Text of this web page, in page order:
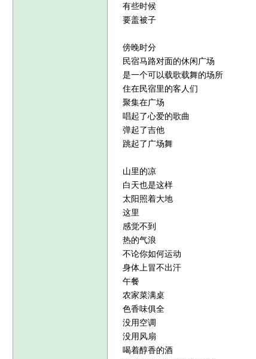
有些时候
要盖被子
傍晚时分
民宿马路对面的休闲广场
是一个可以载歌载舞的场所
住在民宿里的客人们
聚集在广场
唱起了心爱的歌曲
弹起了吉他
跳起了广场舞
山里的凉
白天也是这样
太阳照着大地
这里
感觉不到
热的气浪
不论你如何运动
身体上冒不出汗
午餐
农家菜满桌
色香味俱全
没用空调
没用风扇
喝着醇香的酒